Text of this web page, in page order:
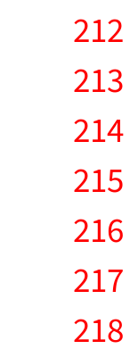
212
213
214
215
216
217
218